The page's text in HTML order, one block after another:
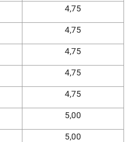
4,75
4,75
4,75
4,75
4,75
5,00
5,00